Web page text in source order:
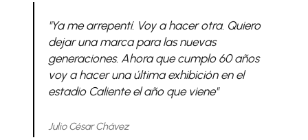
"Ya me arrepentí. Voy a hacer otra. Quiero
dejar una marca para las nuevas
generaciones. Ahora que cumplo 60 años
voy a hacer una última exhibición en el
estadio Caliente el año que viene"
Julio César Chávez